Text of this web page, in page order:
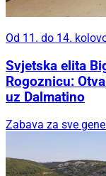
Od 11. do 14.
Svjetska elita
Rogoznicu:
uz Dalmatino
Zabava za sve